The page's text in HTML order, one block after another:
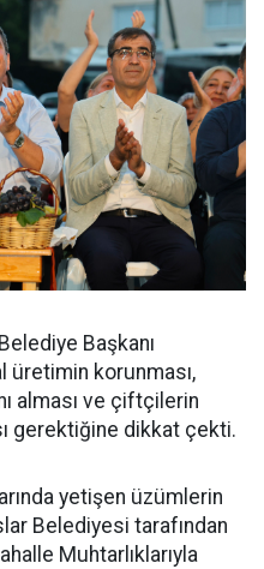
Başkanı
üretimin korunması,
alması ve çiftçilerin
gerektiğine dikkat çekti.
yetişen üzümlerin
Belediyesi tarafından
Muhtarlıklarıyla